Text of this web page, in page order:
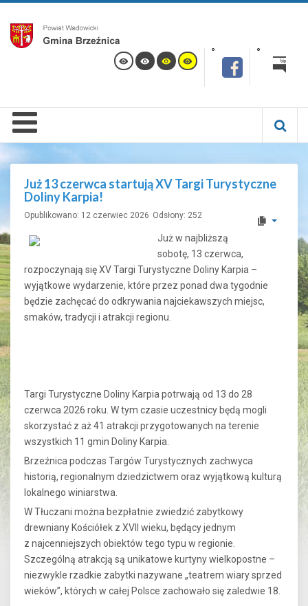
Już 13 czerwca startują XV Targi Turystyczne
Doliny Karpia!
Opublikowano: 12 czerwiec 2026 Odsłony: 252
Już w najbliższą
sobotę, 13 czerwca,
rozpoczynają się XV Targi Turystyczne Doliny Karpia –
wyjątkowe wydarzenie, które przez ponad dwa tygodnie
będzie zachęcać do odkrywania najciekawszych miejsc,
smaków, tradycji i atrakcji regionu.
Targi Turystyczne Doliny Karpia potrwają od 13 do 28
czerwca 2026 roku. W tym czasie uczestnicy będą mogli
skorzystać z aż 41 atrakcji przygotowanych na terenie
wszystkich 11 gmin Doliny Karpia.
Brzeźnica podczas Targów Turystycznych zachwyca
historią, regionalnym dziedzictwem oraz wyjątkową kulturą
lokalnego winiarstwa.
W Tłuczani można bezpłatnie zwiedzić zabytkowy
drewniany Kościółek z XVII wieku, będący jednym
z najcenniejszych obiektów tego typu w regionie.
Szczególną atrakcją są unikatowe kurtyny wielkopostne –
niezwykle rzadkie zabytki nazywane „teatrem wiary sprzed
wieków”, których w całej Polsce zachowało się zaledwie 18.